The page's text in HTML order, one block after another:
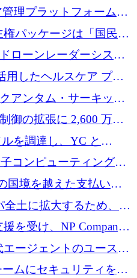
660 万ドルを調達
管理プラットフォームを
ズ C で 3,000 万ポンド
パッケージは「国民の
と発言
ローンレーダーシステ
ために150万ユーロを調
用したヘルスケア プラ
1,250 万ドルを投資
アンタム・サーキット
万ポンドの資金調達
御の拡張に 2,600 万ド
を調達し、YC と
共同 AI 受信箱を立ち上
コンピューティングの
ズ A で 1 億 1,500 万ユ
国境を越えた支払いを
ユーロを確保
全土に拡大するため、25
万ドルのシリーズD
を受け、NP Company
け AI を推進するために
ードを確保
エージェントのユースケ
1,000 万ドルを調達
ムにセキュリティをも